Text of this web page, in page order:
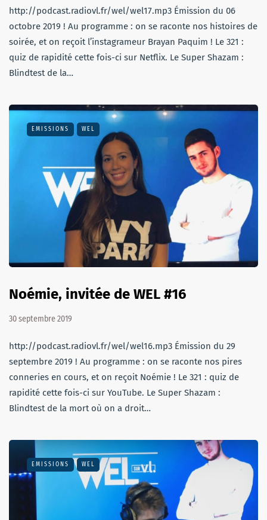
http://podcast.radiovl.fr/wel/wel17.mp3 Émission du 06
octobre 2019 ! Au programme : on se raconte nos histoires de
soirée, et on reçoit l’instagrameur Brayan Paquim ! Le 321 :
quiz de rapidité cette fois-ci sur Netflix. Le Super Shazam :
Blindtest de la…
EMISSIONS WEL
Noémie, invitée de WEL #16
30 septembre 2019
http://podcast.radiovl.fr/wel/wel16.mp3 Émission du 29
septembre 2019 ! Au programme : on se raconte nos pires
conneries en cours, et on reçoit Noémie ! Le 321 : quiz de
rapidité cette fois-ci sur YouTube. Le Super Shazam :
Blindtest de la mort où on a droit…
EMISSIONS WEL